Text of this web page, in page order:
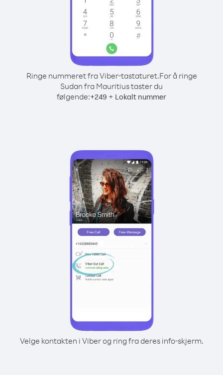
Ringe nummeret fra Viber-tastaturet.For å ringe
Sudan fra Mauritius taster du
følgende:+249 + Lokalt nummer
Velge kontakten i Viber og ring fra deres info-skjerm.